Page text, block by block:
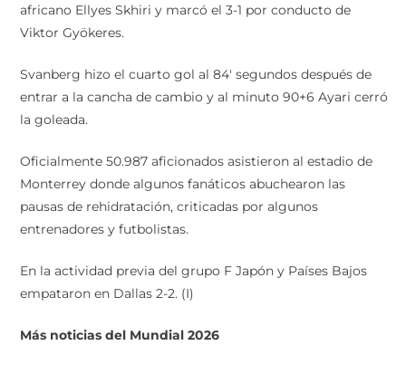
africano Ellyes Skhiri y marcó el 3-1 por conducto de
Viktor Gyökeres.
Svanberg hizo el cuarto gol al 84′ segundos después de
entrar a la cancha de cambio y al minuto 90+6 Ayari cerró
la goleada.
Oficialmente 50.987 aficionados asistieron al estadio de
Monterrey donde algunos fanáticos abuchearon las
pausas de rehidratación, criticadas por algunos
entrenadores y futbolistas.
En la actividad previa del grupo F Japón y Países Bajos
empataron en Dallas 2-2. (I)
Más noticias del Mundial 2026